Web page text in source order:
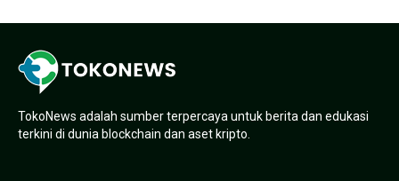
TokoNews adalah sumber terpercaya untuk berita dan edukasi
terkini di dunia blockchain dan aset kripto.